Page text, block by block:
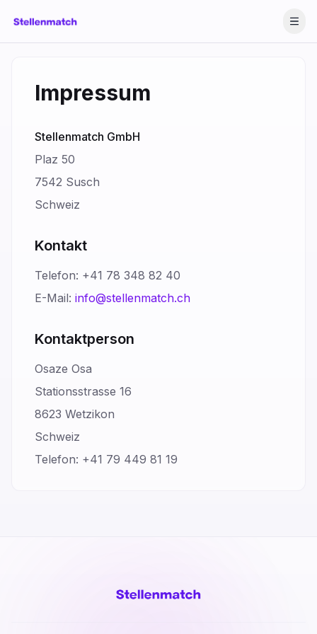
Impressum
Stellenmatch GmbH
Plaz 50
7542 Susch
Schweiz
Kontakt
Telefon: +41 78 348 82 40
E-Mail: info@stellenmatch.ch
Kontaktperson
Osaze Osa
Stationsstrasse 16
8623 Wetzikon
Schweiz
Telefon: +41 79 449 81 19